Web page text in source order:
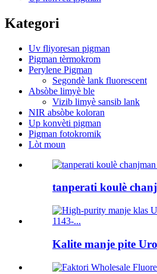
Kategori
Uv fliyoresan pigman
Pigman tèrmokrom
Perylene Pigman
Segondè lank fluorescent
Absòbe limyè ble
Vizib limyè sansib lank
NIR absòbe koloran
Up konvèti pigman
Pigman fotokromik
Lòt moun
tanperati koulè
Kalite manje pite